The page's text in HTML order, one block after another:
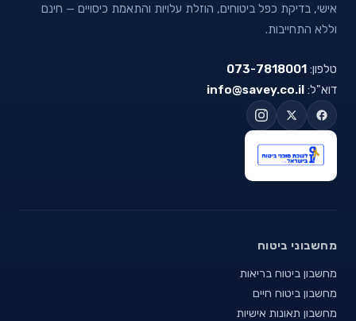
אישי, בדיקת כפל ביטוחים, הוזלת עלויות והתאמת כיסויים — חינם
וללא התחייבות.
טלפון: 073-7818001
דוא"ל: info@savey.co.il
מחשבוני ביטוח
מחשבון ביטוח בריאות
מחשבון ביטוח חיים
מחשבון תאונות אישיות